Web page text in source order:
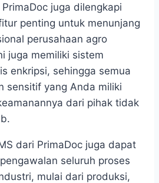
juga dilengkapi
penting untuk menunjang
perusahaan agro
juga memiliki sistem
enkripsi, sehingga semua
sensitif yang Anda miliki
dari pihak tidak
dari PrimaDoc juga dapat
seluruh proses
mulai dari produksi,